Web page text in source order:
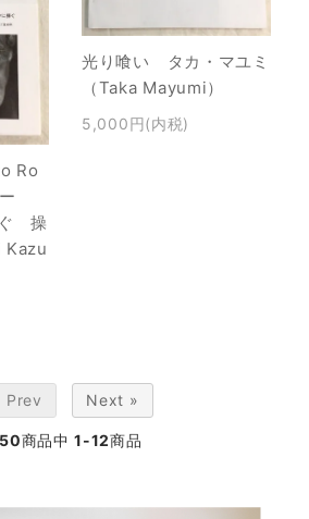
Ro
ぐ 操
光り喰い タカ・マユミ
（Taka Mayumi）
5,000円(内税)
Prev Next »
商品中 1-12商品